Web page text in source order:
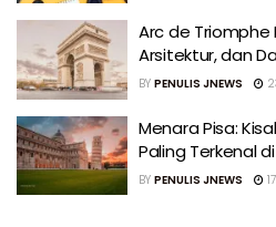
Arc de Triomphe
Arsitektur, dan
BY PENULIS JNEWS
Menara Pisa:
Paling Terkenal
BY PENULIS JNEWS